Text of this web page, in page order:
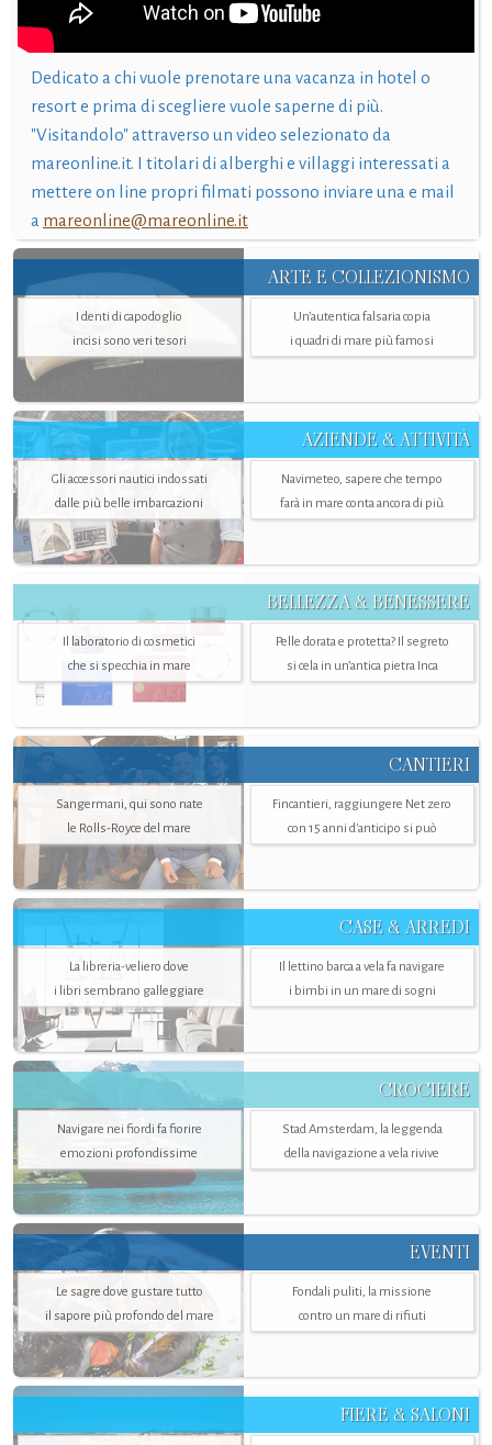
Dedicato a chi vuole prenotare una vacanza in hotel o
resort e prima di scegliere vuole saperne di più.
"Visitandolo" attraverso un video selezionato da
mareonline.it. I titolari di alberghi e villaggi interessati a
mettere on line propri filmati possono inviare una e mail
a mareonline@mareonline.it
ARTE E COLLEZIONISMO
I denti di capodoglio
incisi sono veri tesori
Un’autentica falsaria copia
i quadri di mare più famosi
AZIENDE & ATTIVITÀ
Gli accessori nautici indossati
dalle più belle imbarcazioni
Navimeteo, sapere che tempo
farà in mare conta ancora di più
BELLEZZA & BENESSERE
Il laboratorio di cosmetici
che si specchia in mare
Pelle dorata e protetta? Il segreto
si cela in un’antica pietra Inca
CANTIERI
Sangermani, qui sono nate
le Rolls-Royce del mare
Fincantieri, raggiungere Net zero
con 15 anni d'anticipo si può
CASE & ARREDI
La libreria-veliero dove
i libri sembrano galleggiare
Il lettino barca a vela fa navigare
i bimbi in un mare di sogni
CROCIERE
Navigare nei fiordi fa fiorire
emozioni profondissime
Stad Amsterdam, la leggenda
della navigazione a vela rivive
EVENTI
Le sagre dove gustare tutto
il sapore più profondo del mare
Fondali puliti, la missione
contro un mare di rifiuti
FIERE & SALONI